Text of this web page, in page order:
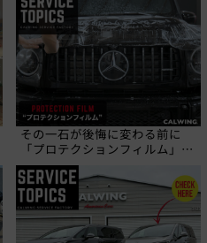
その一石が後悔に変わる前に
「プロテクションフィルム」と
いう選択を!